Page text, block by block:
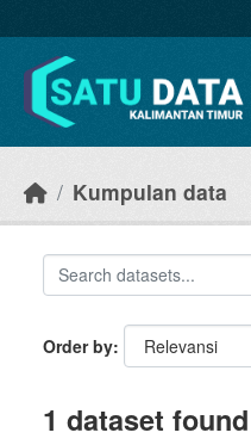
Kumpulan data
Order by
1 dataset found